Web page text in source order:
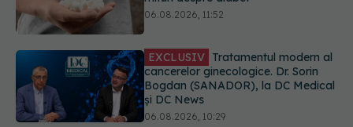
EXCLUSIV
Tratamentul modern al
cancerelor ginecologice. Dr. Sorin
și DC News
06.08.2026, 10:29
Ilie Bolojan, anunț despre spitale în
contextul crizei energetice